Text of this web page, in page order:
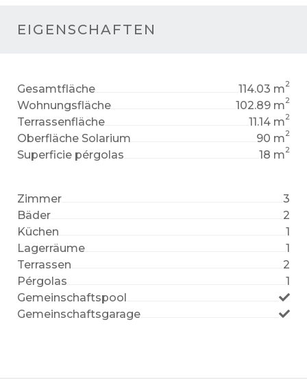
EIGENSCHAFTEN
Gesamtfläche 114.03 m2
Wohnungsfläche 102.89 m2
Terrassenfläche 11.14 m2
Oberfläche Solarium 90 m2
Superficie pérgolas 18 m2
Zimmer
3
Bäder
2
Küchen
1
Lagerräume
1
Terrassen
2
Pérgolas
1
Gemeinschaftspool
Gemeinschaftsgarage